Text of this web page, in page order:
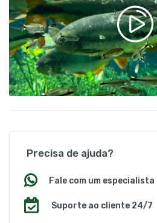
Precisa de ajuda?
Fale com um especialista
Suporte ao cliente 24/7